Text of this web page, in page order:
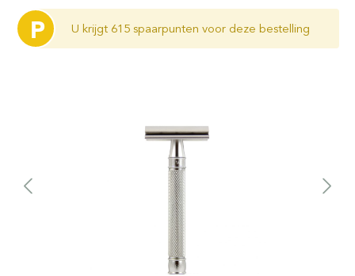
P U krijgt 615 spaarpunten voor deze bestelling